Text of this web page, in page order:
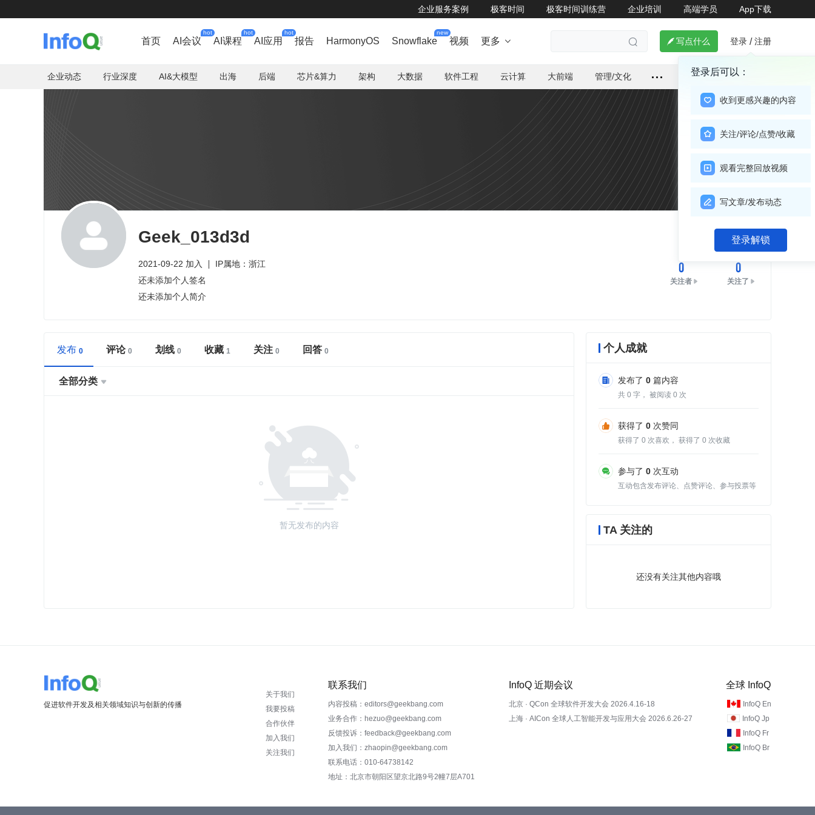
企业服务案例 极客时间 极客时间训练营 企业培训 高端学员 App下载
首页 AI会议
hot
AI课程
hot
AI应用
hot
报告 HarmonyOS Snowflake
new
视频 更多    写点什么 登录 / 注册
登录后可以：
收到更感兴趣的内容
关注/评论/点赞/收藏
观看完整回放视频
写文章/发布动态
登录解锁
企业动态 行业深度 AI&大模型 出海 后端 芯片&算力 架构 大数据 软件工程 云计算 大前端 管理/文化
Geek_013d3d
2021-09-22 加入
IP属地：浙江
还未添加个人签名
还未添加个人简介
关注
0
关注者
0
关注了
发布 评论 划线 收藏 关注 回答
全部分类 
暂无发布的内容
个人成就
发布了 0 篇内容
共 0 字， 被阅读 0 次
获得了 0 次赞同
获得了 0 次喜欢， 获得了 0 次收藏
参与了 0 次互动
互动包含发布评论、点赞评论、参与投票等
TA 关注的
还没有关注其他内容哦
促进软件开发及相关领域知识与创新的传播
关于我们
我要投稿
合作伙伴
加入我们
关注我们
联系我们
内容投稿：editors@geekbang.com
业务合作：hezuo@geekbang.com
反馈投诉：feedback@geekbang.com
加入我们：zhaopin@geekbang.com
联系电话：010-64738142
地址：北京市朝阳区望京北路9号2幢7层A701
InfoQ 近期会议
北京 · QCon 全球软件开发大会 2026.4.16-18
上海 · AICon 全球人工智能开发与应用大会 2026.6.26-27
全球 InfoQ
InfoQ En
InfoQ Jp
InfoQ Fr
InfoQ Br